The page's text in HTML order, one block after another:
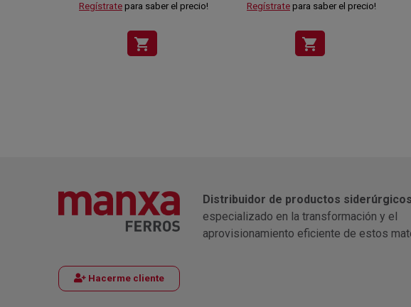
Regístrate para saber el precio!
shopping_cart
Regístrate para saber el precio!
shopping_cart
Hacerme cliente
Distribuidor de productos siderúrgicos
especializado en la transformación y el
aprovisionamiento eficiente de estos